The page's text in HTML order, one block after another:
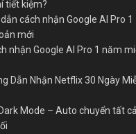
tiết kiệm?
cách nhận Google AI Pro 1
mới
nhận Google AI Pro 1 năm
Dẫn Nhận Netflix 30 Ngày
Mode – Auto chuyển tất cả